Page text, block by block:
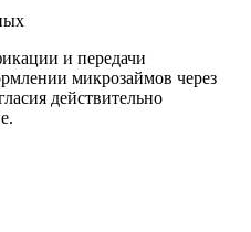
и передачи
микрозаймов через
действительно